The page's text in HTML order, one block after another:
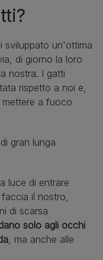
sviluppato un'ottima
di giorno la loro
nostra. I gatti
rispetto a noi e,
a fuoco
gran lunga
luce di entrare
il nostro,
di scarsa
solo agli occhi
, ma anche alle